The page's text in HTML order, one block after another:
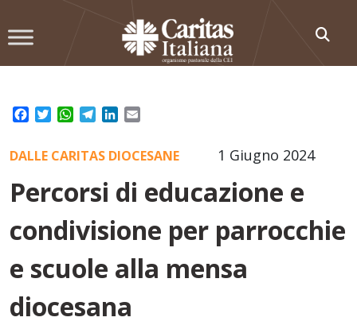
to
Facebook
TwitterWhatsApp
TelegramLinkedIn
1 Giugno 2024
DALLE CARITAS DIOCESANE
Percorsi di educazione e
condivisione per parrocchie
e scuole alla mensa
diocesana